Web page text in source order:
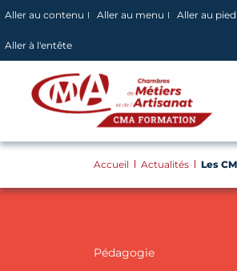
Panneau de gestion des cookies
Aller au contenu Aller au menu Aller au
Aller à l'entête
Accueil Actualités Les
Pédagogie